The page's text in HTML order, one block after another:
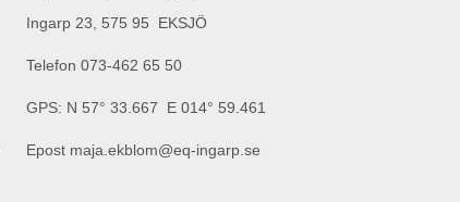
Ingarp 23, 575 95 EKSJÖ
Telefon073-462 65 50
GPS: N 57° 33.667 E 014° 59.461
Epost maja.ekblom@eq-ingarp.se